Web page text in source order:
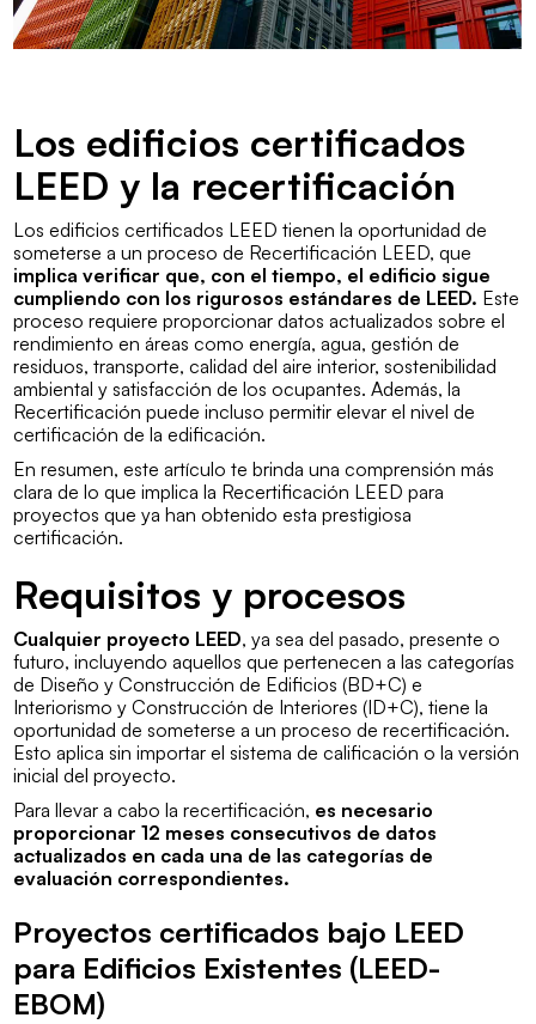
Los edificios certificados
LEED y la recertificación
Los edificios certificados LEED tienen la oportunidad de
someterse a un proceso de Recertificación LEED, que
implica verificar que, con el tiempo, el edificio sigue
cumpliendo con los rigurosos estándares de LEED. Este
proceso requiere proporcionar datos actualizados sobre el
rendimiento en áreas como energía, agua, gestión de
residuos, transporte, calidad del aire interior, sostenibilidad
ambiental y satisfacción de los ocupantes. Además, la
Recertificación puede incluso permitir elevar el nivel de
certificación de la edificación.
En resumen, este artículo te brinda una comprensión más
clara de lo que implica la Recertificación LEED para
proyectos que ya han obtenido esta prestigiosa
certificación.
Requisitos y procesos
Cualquier proyecto LEED, ya sea del pasado, presente o
futuro, incluyendo aquellos que pertenecen a las categorías
de Diseño y Construcción de Edificios (BD+C) e
Interiorismo y Construcción de Interiores (ID+C), tiene la
oportunidad de someterse a un proceso de recertificación.
Esto aplica sin importar el sistema de calificación o la versión
inicial del proyecto.
Para llevar a cabo la recertificación, es necesario
proporcionar 12 meses consecutivos de datos
actualizados en cada una de las categorías de
evaluación correspondientes.
Proyectos certificados bajo LEED
para Edificios Existentes (LEED-
EBOM)